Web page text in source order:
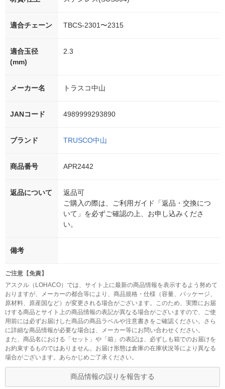
適合チェーン TBCS-2301〜2315
適合玉径
(mm)
2.3
メーカー名 トラスコ中山
JANコード 4989999293890
ブランド TRUSCO中山
商品番号 APR2442
返品について
返品可
ご購入の際は、ご利用ガイド「返品・交換につ
いて」を必ずご確認の上、お申し込みくださ
い。
備考
ご注意【免責】
アスクル（LOHACO）では、サイト上に最新の商品情報を表示するよう努めて
おりますが、メーカーの都合等により、商品規格・仕様（容量、パッケージ、
原材料、原産国など）が変更される場合がございます。このため、実際にお届
けする商品とサイト上の商品情報の表記が異なる場合がございますので、ご使
用前には必ずお届けした商品の商品ラベルや注意書きをご確認ください。さら
に詳細な商品情報が必要な場合は、メーカー等にお問い合わせください。
また、商品名における「セット」や「箱」の表記は、必ずしも箱でのお届けを
お約束するものではありません。お届け形態は倉庫の在庫状況等により異なる
場合がございます。あらかじめご了承ください。
商品情報の誤りを報告する